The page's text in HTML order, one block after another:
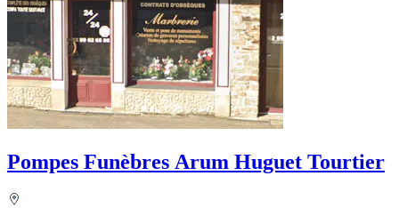
Pompes Funèbres Arum Huguet Tourtier